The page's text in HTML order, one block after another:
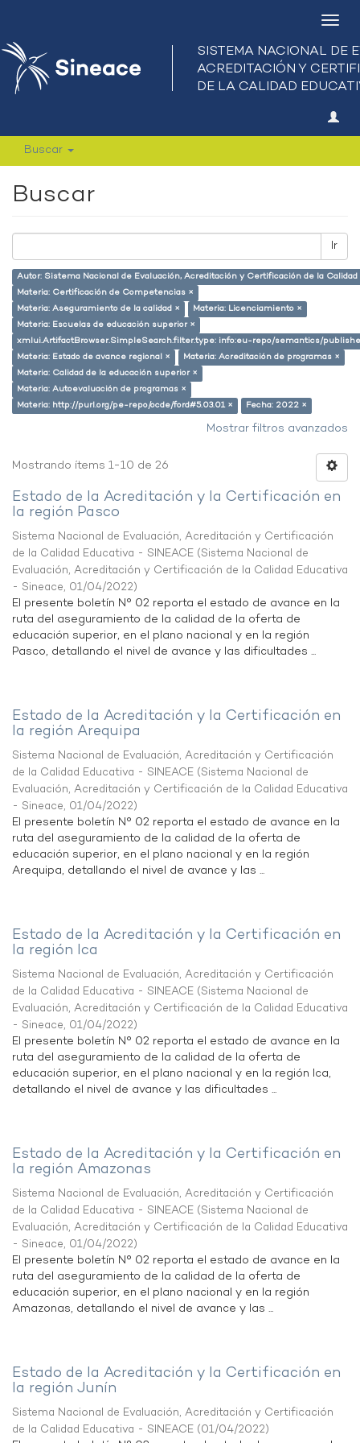
Buscar
Buscar
Ir
Autor: Sistema Nacional de Evaluación, Acreditación y Certificación de la
Materia: Certificación de Competencias ×
Materia: Aseguramiento de la calidad ×
Materia: Licenciamiento ×
Materia: Escuelas de educación superior ×
xmlui.ArtifactBrowser.SimpleSearch.filter.type: info:eu-repo/semantics/
Materia: Estado de avance regional ×
Materia: Acreditación de programas ×
Materia: Calidad de la educación superior ×
Materia: Autoevaluación de programas ×
Materia: http://purl.org/pe-repo/ocde/ford#5.03.01 ×
Fecha: 2022 ×
Mostrar filtros avanzados
Mostrando ítems 1-10 de 26
Estado de la Acreditación y la Certificación en
la región Pasco
Sistema Nacional de Evaluación, Acreditación y Certificación
de la Calidad Educativa - SINEACE (Sistema Nacional de
Evaluación, Acreditación y Certificación de la Calidad Educativa
- Sineace, 01/04/2022)
El presente boletín N° 02 reporta el estado de avance en la
ruta del aseguramiento de la calidad de la oferta de
educación superior, en el plano nacional y en la región
Pasco, detallando el nivel de avance y las dificultades ...
Estado de la Acreditación y la Certificación en
la región Arequipa
Sistema Nacional de Evaluación, Acreditación y Certificación
de la Calidad Educativa - SINEACE (Sistema Nacional de
Evaluación, Acreditación y Certificación de la Calidad Educativa
- Sineace, 01/04/2022)
El presente boletín N° 02 reporta el estado de avance en la
ruta del aseguramiento de la calidad de la oferta de
educación superior, en el plano nacional y en la región
Arequipa, detallando el nivel de avance y las ...
Estado de la Acreditación y la Certificación en
la región Ica
Sistema Nacional de Evaluación, Acreditación y Certificación
de la Calidad Educativa - SINEACE (Sistema Nacional de
Evaluación, Acreditación y Certificación de la Calidad Educativa
- Sineace, 01/04/2022)
El presente boletín N° 02 reporta el estado de avance en la
ruta del aseguramiento de la calidad de la oferta de
educación superior, en el plano nacional y en la región Ica,
detallando el nivel de avance y las dificultades ...
Estado de la Acreditación y la Certificación en
la región Amazonas
Sistema Nacional de Evaluación, Acreditación y Certificación
de la Calidad Educativa - SINEACE (Sistema Nacional de
Evaluación, Acreditación y Certificación de la Calidad Educativa
- Sineace, 01/04/2022)
El presente boletín N° 02 reporta el estado de avance en la
ruta del aseguramiento de la calidad de la oferta de
educación superior, en el plano nacional y en la región
Amazonas, detallando el nivel de avance y las ...
Estado de la Acreditación y la Certificación en
la región Junín
Sistema Nacional de Evaluación, Acreditación y Certificación
de la Calidad Educativa - SINEACE (01/04/2022)